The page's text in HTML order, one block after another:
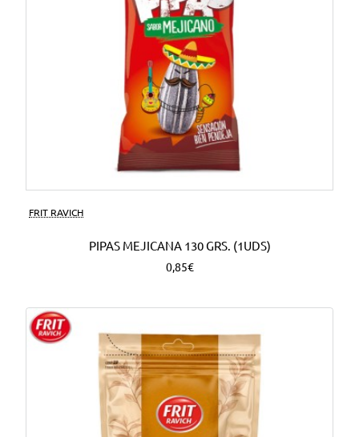
FRIT RAVICH
PIPAS MEJICANA 130 GRS. (1UDS)
0,85€